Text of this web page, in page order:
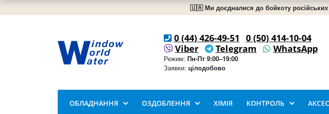
🇺🇦 Ми доєдналися до бойкоту російських
0 (44) 426-49-51
0 (50) 414-10-04
Viber
Telegram WhatsApp
Режим: Пн-Пт 9:00–19:00
Заявки: цілодобово
ОБЛАДНАННЯ ОЗДОБЛЕННЯ ХІМІЯ КОНТРОЛЬ